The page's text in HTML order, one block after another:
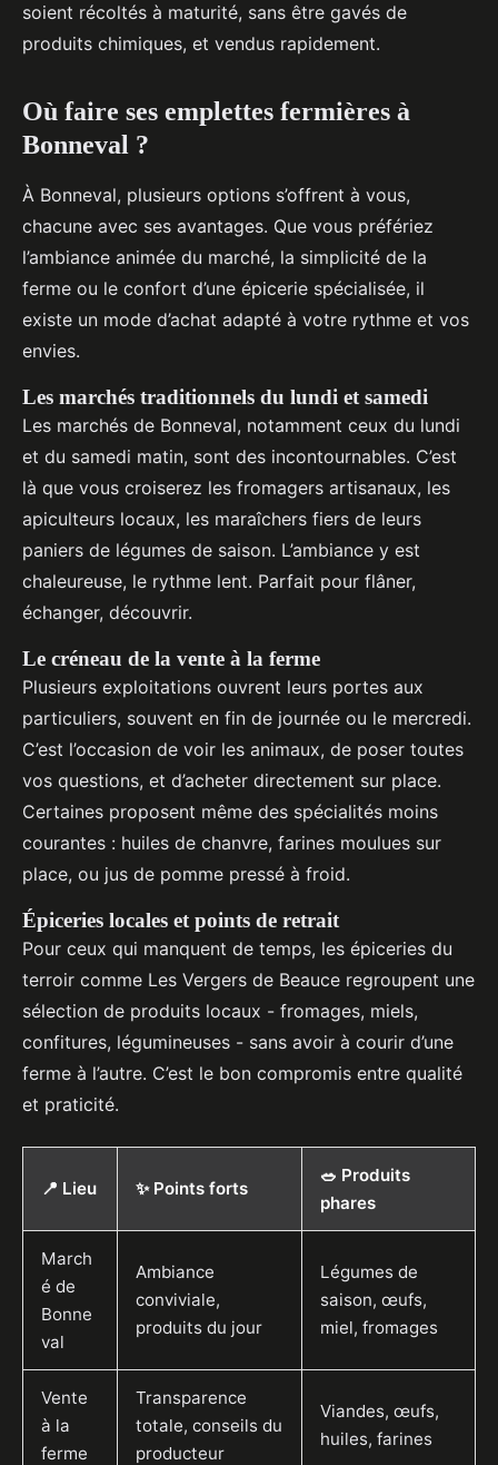
soient récoltés à maturité, sans être gavés de
produits chimiques, et vendus rapidement.
Où faire ses emplettes fermières à
Bonneval ?
À Bonneval, plusieurs options s’offrent à vous,
chacune avec ses avantages. Que vous préfériez
l’ambiance animée du marché, la simplicité de la
ferme ou le confort d’une épicerie spécialisée, il
existe un mode d’achat adapté à votre rythme et vos
envies.
Les marchés traditionnels du lundi et samedi
Les marchés de Bonneval, notamment ceux du lundi
et du samedi matin, sont des incontournables. C’est
là que vous croiserez les fromagers artisanaux, les
apiculteurs locaux, les maraîchers fiers de leurs
paniers de légumes de saison. L’ambiance y est
chaleureuse, le rythme lent. Parfait pour flâner,
échanger, découvrir.
Le créneau de la vente à la ferme
Plusieurs exploitations ouvrent leurs portes aux
particuliers, souvent en fin de journée ou le mercredi.
C’est l’occasion de voir les animaux, de poser toutes
vos questions, et d’acheter directement sur place.
Certaines proposent même des spécialités moins
courantes : huiles de chanvre, farines moulues sur
place, ou jus de pomme pressé à froid.
Épiceries locales et points de retrait
Pour ceux qui manquent de temps, les épiceries du
terroir comme Les Vergers de Beauce regroupent une
sélection de produits locaux - fromages, miels,
confitures, légumineuses - sans avoir à courir d’une
ferme à l’autre. C’est le bon compromis entre qualité
et praticité.
📍 Lieu ✨ Points forts
🥗 Produits
phares
March
é de
Bonne
val
Ambiance
conviviale,
produits du jour
Légumes de
saison, œufs,
miel, fromages
Vente
à la
ferme
Transparence
totale, conseils du
producteur
Viandes, œufs,
huiles, farines